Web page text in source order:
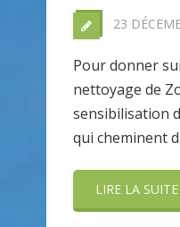
23
Pour donner
nettoyage de
sensibilisation
qui cheminent
LIRE LA SUITE